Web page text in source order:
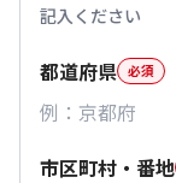
記入ください
都道府県 必須
市区町村・番地